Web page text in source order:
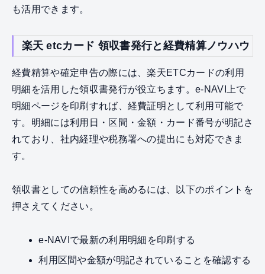
も活用できます。
楽天 etcカード 領収書発行と経費精算ノウハウ
経費精算や確定申告の際には、楽天ETCカードの利用
明細を活用した領収書発行が役立ちます。e-NAVI上で
明細ページを印刷すれば、経費証明として利用可能で
す。明細には利用日・区間・金額・カード番号が明記さ
れており、社内経理や税務署への提出にも対応できま
す。
領収書としての信頼性を高めるには、以下のポイントを
押さえてください。
e-NAVIで最新の利用明細を印刷する
利用区間や金額が明記されていることを確認する